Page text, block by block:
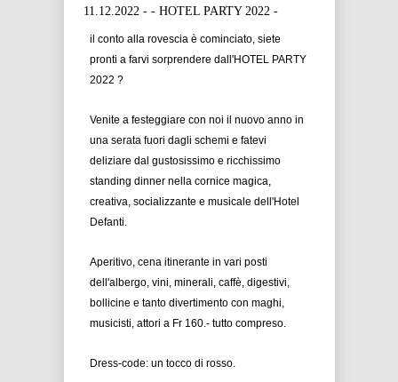
11.12.2022 - - HOTEL PARTY 2022 -
il conto alla rovescia è cominciato, siete
pronti a farvi sorprendere dall'HOTEL PARTY
2022 ?
Venite a festeggiare con noi il nuovo anno in
una serata fuori dagli schemi e fatevi
deliziare dal gustosissimo e ricchissimo
standing dinner nella cornice magica,
creativa, socializzante e musicale dell'Hotel
Defanti.
Aperitivo, cena itinerante in vari posti
dell'albergo, vini, minerali, caffè, digestivi,
bollicine e tanto divertimento con maghi,
musicisti, attori a Fr 160.- tutto compreso.
Dress-code: un tocco di rosso.